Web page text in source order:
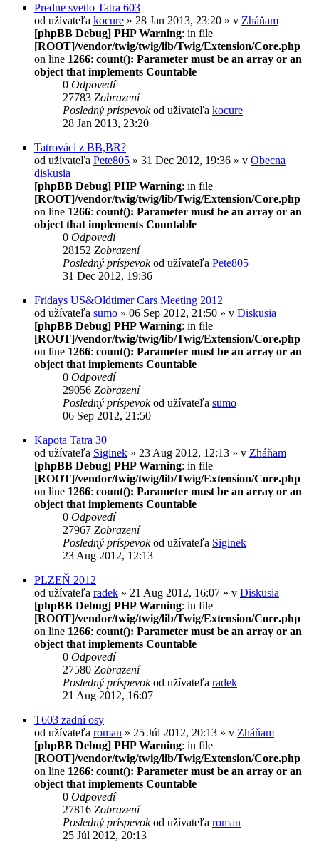
Predne svetlo Tatra 603
od užívateľa kocure » 28 Jan 2013, 23:20 » v Zháňam
[phpBB Debug] PHP Warning: in file
[ROOT]/vendor/twig/twig/lib/Twig/Extension/Core.php
on line 1266: count(): Parameter must be an array or an
object that implements Countable
0 Odpovedí
27783 Zobrazení
Posledný príspevokod užívateľa kocure
28 Jan 2013, 23:20
Tatrováci z BB,BR?
od užívateľa Pete805 » 31 Dec 2012, 19:36 » v Obecna
diskusia
[phpBB Debug] PHP Warning: in file
[ROOT]/vendor/twig/twig/lib/Twig/Extension/Core.php
on line 1266: count(): Parameter must be an array or an
object that implements Countable
0 Odpovedí
28152 Zobrazení
Posledný príspevokod užívateľa Pete805
31 Dec 2012, 19:36
Fridays US&Oldtimer Cars Meeting 2012
od užívateľa sumo » 06 Sep 2012, 21:50 » v Diskusia
[phpBB Debug] PHP Warning: in file
[ROOT]/vendor/twig/twig/lib/Twig/Extension/Core.php
on line 1266: count(): Parameter must be an array or an
object that implements Countable
0 Odpovedí
29056 Zobrazení
Posledný príspevokod užívateľa sumo
06 Sep 2012, 21:50
Kapota Tatra 30
od užívateľa Siginek » 23 Aug 2012, 12:13 » v Zháňam
[phpBB Debug] PHP Warning: in file
[ROOT]/vendor/twig/twig/lib/Twig/Extension/Core.php
on line 1266: count(): Parameter must be an array or an
object that implements Countable
0 Odpovedí
27967 Zobrazení
Posledný príspevokod užívateľa Siginek
23 Aug 2012, 12:13
PLZEŇ 2012
od užívateľa radek » 21 Aug 2012, 16:07 » v Diskusia
[phpBB Debug] PHP Warning: in file
[ROOT]/vendor/twig/twig/lib/Twig/Extension/Core.php
on line 1266: count(): Parameter must be an array or an
object that implements Countable
0 Odpovedí
27580 Zobrazení
Posledný príspevokod užívateľa radek
21 Aug 2012, 16:07
T603 zadní osy
od užívateľa roman » 25 Júl 2012, 20:13 » v Zháňam
[phpBB Debug] PHP Warning: in file
[ROOT]/vendor/twig/twig/lib/Twig/Extension/Core.php
on line 1266: count(): Parameter must be an array or an
object that implements Countable
0 Odpovedí
27816 Zobrazení
Posledný príspevokod užívateľa roman
25 Júl 2012, 20:13